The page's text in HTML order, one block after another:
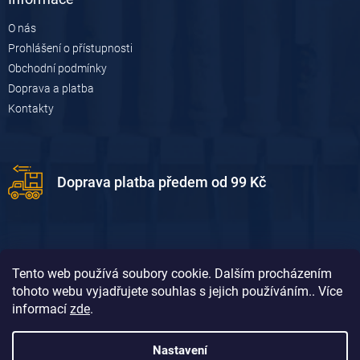
Tento web používá soubory cookie. Dalším procházením
tohoto webu vyjadřujete souhlas s jejich používáním.. Více
informací zde.
Nastavení
O nás
Prohlášení o přístupnosti
Obchodní podmínky
Doprava a platba
Kontakty
Doprava platba předem od 99 Kč
Doprava platba dobírkou od 119 Kč